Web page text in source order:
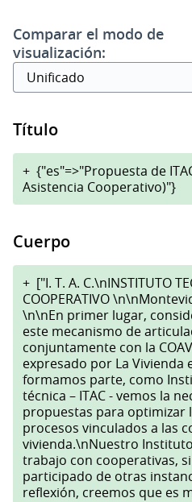
Comparar el modo de
visualización:
Título
+ {"es"=>"Propuesta de
Asistencia Cooperativo)"}
Cuerpo
+ ["I. T. A. C.\nINSTITUTO
COOPERATIVO
\n\nEn primer lugar,
este mecanismo de
conjuntamente con la
expresado por La Vivienda
formamos parte, como
técnica – ITAC - vemos la
propuestas para optimizar
procesos vinculados a las
vivienda.\nNuestro
trabajo con cooperativas,
participado de otras
reflexión, creemos que es